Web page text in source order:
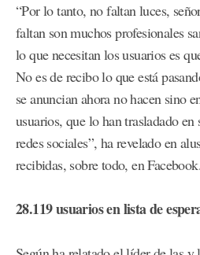
“Por lo tanto, no faltan luces,
faltan son muchos profesionales
lo que necesitan los usuarios es
No es de recibo lo que está
se anuncian ahora no hacen sino
usuarios, que lo han trasladado en
redes sociales”, ha revelado en
recibidas, sobre todo, en Facebook.
28.119 usuarios en lista de